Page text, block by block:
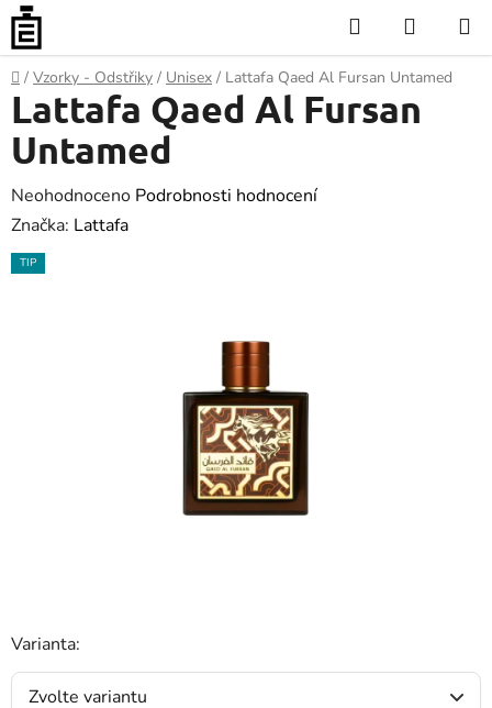
Přejít
obsah
Hledat
KOŠÍK
Domů
/ Vzorky - Odstřiky / Unisex / Lattafa Qaed Al Fursan Untamed
Varianta:
Lattafa Qaed Al Fursan
Untamed
Průměrné
hodnocení
produktu
Neohodnoceno Podrobnosti hodnocení
Značka: Lattafa
TIP